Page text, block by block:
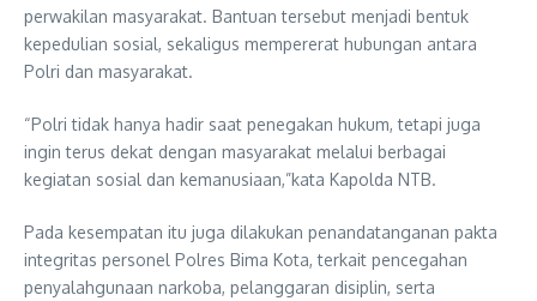
perwakilan masyarakat. Bantuan tersebut menjadi bentuk
kepedulian sosial, sekaligus mempererat hubungan antara
Polri dan masyarakat.
“Polri tidak hanya hadir saat penegakan hukum, tetapi juga
ingin terus dekat dengan masyarakat melalui berbagai
kegiatan sosial dan kemanusiaan,”kata Kapolda NTB.
Pada kesempatan itu juga dilakukan penandatanganan pakta
integritas personel Polres Bima Kota, terkait pencegahan
penyalahgunaan narkoba, pelanggaran disiplin, serta